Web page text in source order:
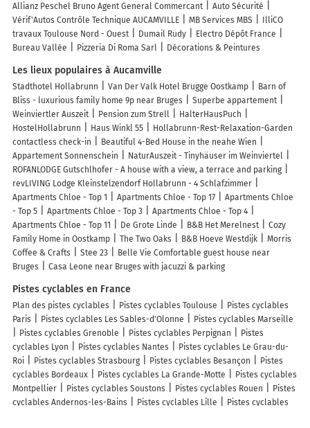
Allianz Peschel Bruno Agent General Commercant
Auto Sécurité
Vérif'Autos Contrôle Technique AUCAMVILLE
MB Services MBS
IlliCO
travaux Toulouse Nord - Ouest
Dumail Rudy
Electro Dépôt France
Bureau Vallée
Pizzeria Di Roma Sarl Décorations & Peintures
Les lieux populaires à Aucamville
Stadthotel Hollabrunn Van Der Valk Hotel Brugge Oostkamp
Barn of
Bliss - luxurious family home 9p near Bruges
Superbe appartement
Weinviertler Auszeit
Pension zum Strell
HalterHausPuch
HostelHollabrunn
Haus Winkl 55
Hollabrunn-Rest-Relaxation-Garden
contactless check-in
Beautiful 4-Bed House in the neahe Wien
Appartement Sonnenschein
NaturAuszeit - Tinyhäuser im Weinviertel
ROFANLODGE Gutschlhofer - A house with a view, a terrace and parking
revLIVING Lodge Kleinstelzendorf Hollabrunn - 4 Schlafzimmer
Apartments Chloe - Top 1
Apartments Chloe - Top 17
Apartments Chloe
- Top 5
Apartments Chloe - Top 3
Apartments Chloe - Top 4
Apartments Chloe - Top 11
De Grote Linde B&B Het Merelnest
Cozy
Family Home in Oostkamp
The Two Oaks B&B Hoeve Westdijk
Morris
Coffee & Crafts
Stee 23
Belle Vie Comfortable guest house near
Bruges
Casa Leone near Bruges with jacuzzi & parking
Pistes cyclables en France
Plan des pistes cyclables Pistes cyclables Toulouse
Pistes cyclables
Paris
Pistes cyclables Les Sables-d'Olonne
Pistes cyclables Marseille
Pistes cyclables Grenoble
Pistes cyclables Perpignan
Pistes
cyclables Lyon
Pistes cyclables Nantes
Pistes cyclables Le Grau-du-
Roi
Pistes cyclables Strasbourg Pistes cyclables Besançon
Pistes
cyclables Bordeaux
Pistes cyclables La Grande-Motte
Pistes cyclables
Montpellier
Pistes cyclables Soustons Pistes cyclables Rouen
Pistes
cyclables Andernos-les-Bains
Pistes cyclables Lille
Pistes cyclables